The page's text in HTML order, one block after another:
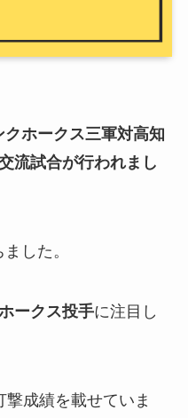
ホークス三軍対高知
流試合が行われまし
した。
ークス投手に注目し
成績を載せていま